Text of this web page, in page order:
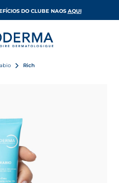
DO CLUBE NAOS AQUIOPENS IN A
Rich